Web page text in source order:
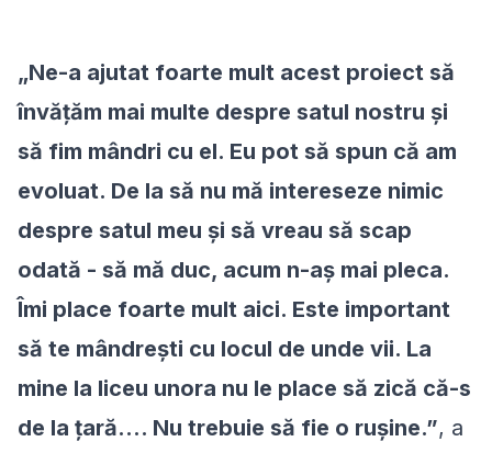
„Ne-a ajutat foarte mult acest proiect să
învățăm mai multe despre satul nostru și
să fim mândri cu el. Eu pot să spun că am
evoluat. De la să nu mă intereseze nimic
despre satul meu și să vreau să scap
odată - să mă duc, acum n-aș mai pleca.
Îmi place foarte mult aici. Este important
să te mândrești cu locul de unde vii. La
mine la liceu unora nu le place să zică că-s
de la țară…. Nu trebuie să fie o rușine.”, a